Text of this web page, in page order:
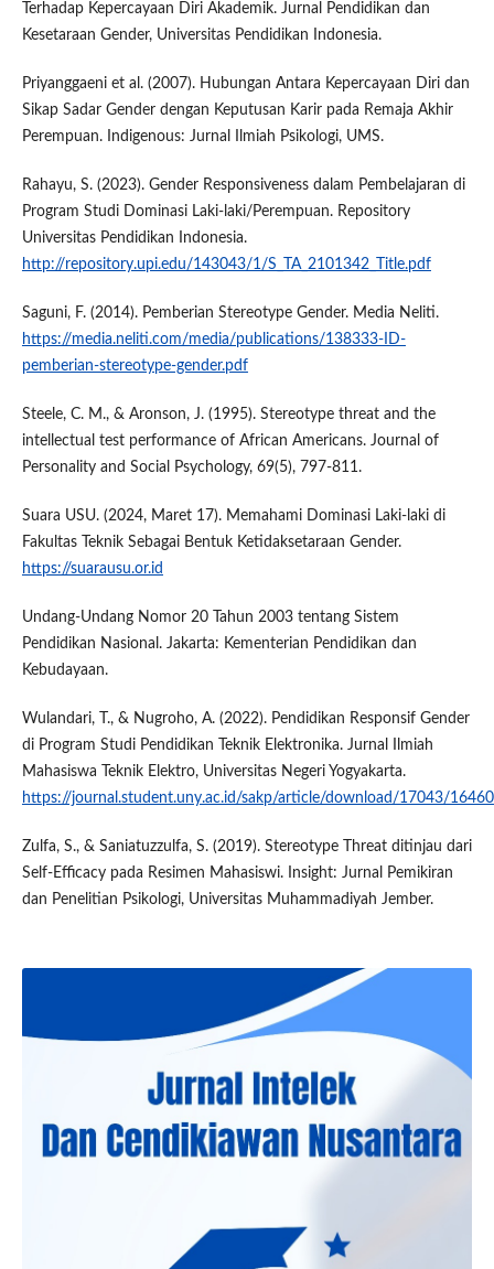
Terhadap Kepercayaan Diri Akademik. Jurnal Pendidikan dan
Kesetaraan Gender, Universitas Pendidikan Indonesia.
Priyanggaeni et al. (2007). Hubungan Antara Kepercayaan Diri dan
Sikap Sadar Gender dengan Keputusan Karir pada Remaja Akhir
Perempuan. Indigenous: Jurnal Ilmiah Psikologi, UMS.
Rahayu, S. (2023). Gender Responsiveness dalam Pembelajaran di
Program Studi Dominasi Laki-laki/Perempuan. Repository
Universitas Pendidikan Indonesia.
http://repository.upi.edu/143043/1/S_TA_2101342_Title.pdf
Saguni, F. (2014). Pemberian Stereotype Gender. Media Neliti.
https://media.neliti.com/media/publications/138333-ID-
pemberian-stereotype-gender.pdf
Steele, C. M., & Aronson, J. (1995). Stereotype threat and the
intellectual test performance of African Americans. Journal of
Personality and Social Psychology, 69(5), 797-811.
Suara USU. (2024, Maret 17). Memahami Dominasi Laki-laki di
Fakultas Teknik Sebagai Bentuk Ketidaksetaraan Gender.
https://suarausu.or.id
Undang-Undang Nomor 20 Tahun 2003 tentang Sistem
Pendidikan Nasional. Jakarta: Kementerian Pendidikan dan
Kebudayaan.
Wulandari, T., & Nugroho, A. (2022). Pendidikan Responsif Gender
di Program Studi Pendidikan Teknik Elektronika. Jurnal Ilmiah
Mahasiswa Teknik Elektro, Universitas Negeri Yogyakarta.
https://journal.student.uny.ac.id/sakp/article/download/17043/16460
Zulfa, S., & Saniatuzzulfa, S. (2019). Stereotype Threat ditinjau dari
Self-Efficacy pada Resimen Mahasiswi. Insight: Jurnal Pemikiran
dan Penelitian Psikologi, Universitas Muhammadiyah Jember.